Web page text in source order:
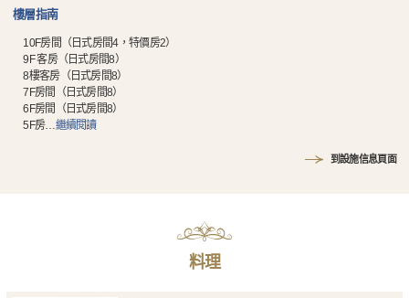
樓層指南
10F房間（日式房間4，特價房2）
9F 客房（日式房間8）
8樓客房（日式房間8）
7F房間（日式房間8）
6F房間（日式房間8）
5F房…繼續閱讀
到設施信息頁面
料理